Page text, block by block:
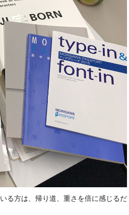
る方は、帰り道、重さを倍に感じるだ